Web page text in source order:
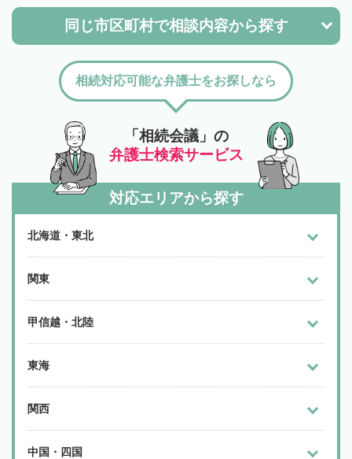
同じ市区町村で相談内容から探す
「相続会議」の
弁護士検索サービス
相続対応可能な弁護士をお探しなら
対応エリアから探す
北海道・東北
関東
甲信越・北陸
東海
関西
中国・四国